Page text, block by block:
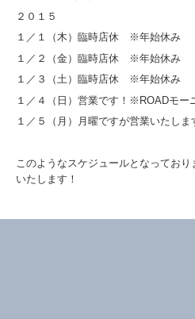
２０１５
１／１（木）臨時店休 ※年始休み
１／２（金）臨時店休 ※年始休み
１／３（土）臨時店休 ※年始休み
１／４（日）営業です！※ROADモー
１／５（月）月曜ですが営業いたしま
このようなスケジュールとなってお
いたします！